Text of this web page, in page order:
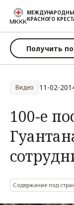
Перейти к
КРАСНОГО
Получить
Видео 11-02-
100-е
Содержание под